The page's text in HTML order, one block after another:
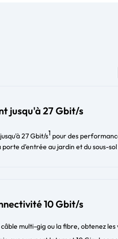
jusqu'à 27 Gbit/s
27 Gbit/s1 pour des
d'entrée au jardin et du sous-
10 Gbit/s
multi-gig ou la fibre, obtenez les